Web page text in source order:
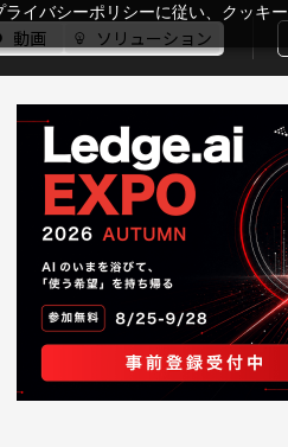
イバシーポリシーに従い、クッキー
動画 ソリューション